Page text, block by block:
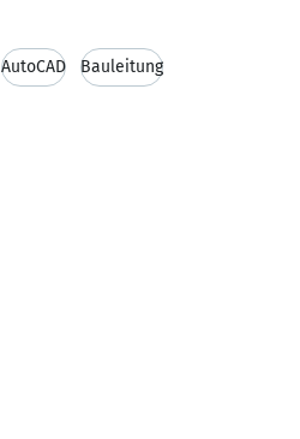
AutoCAD Bauleitung